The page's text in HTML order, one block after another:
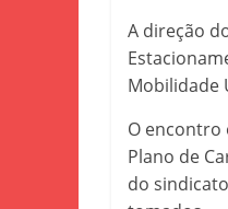
A direção
Mobilidade
O encontro
Plano de
do